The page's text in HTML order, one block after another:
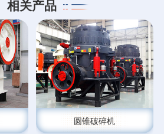
相关产品
圆锥破碎机